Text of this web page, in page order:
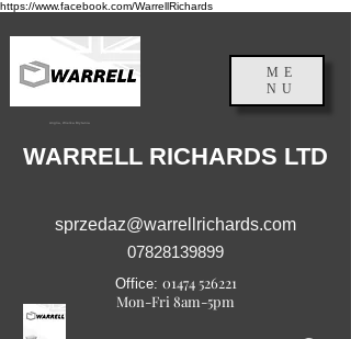
https://www.facebook.com/WarrellRichards
Anglia, Wielka Brytania
ME
NU
WARRELL RICHARDS LTD
sprzedaz@warrellrichards.com
07828139899
Office: 01474 526221
Mon-Fri 8am-5pm